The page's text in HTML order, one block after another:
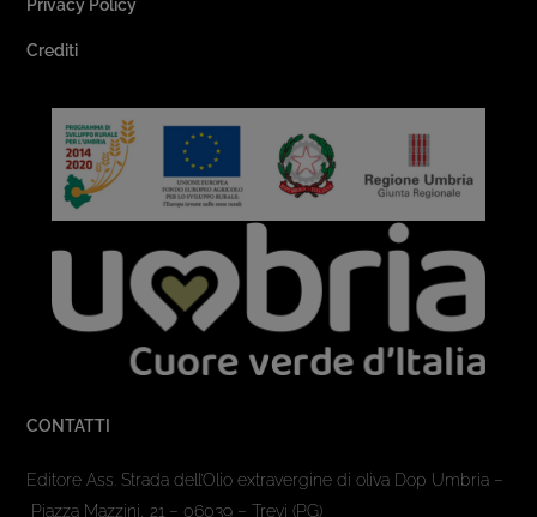
Privacy Policy
Crediti
CONTATTI
Editore Ass. Strada dell’Olio extravergine di oliva Dop Umbria –
Piazza Mazzini, 21 – 06039 – Trevi (PG)